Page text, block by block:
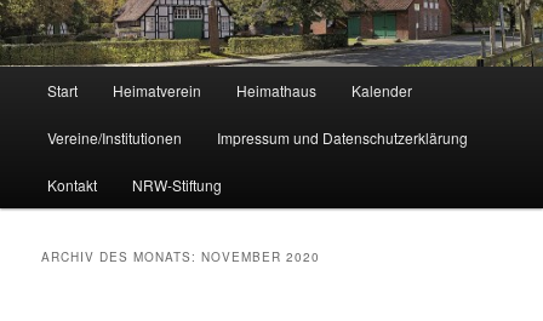
Start Heimatverein Heimathaus Kalender
Vereine/Institutionen Impressum und Datenschutzerklärung
Kontakt NRW-Stiftung
ARCHIV DES MONATS:NOVEMBER 2020